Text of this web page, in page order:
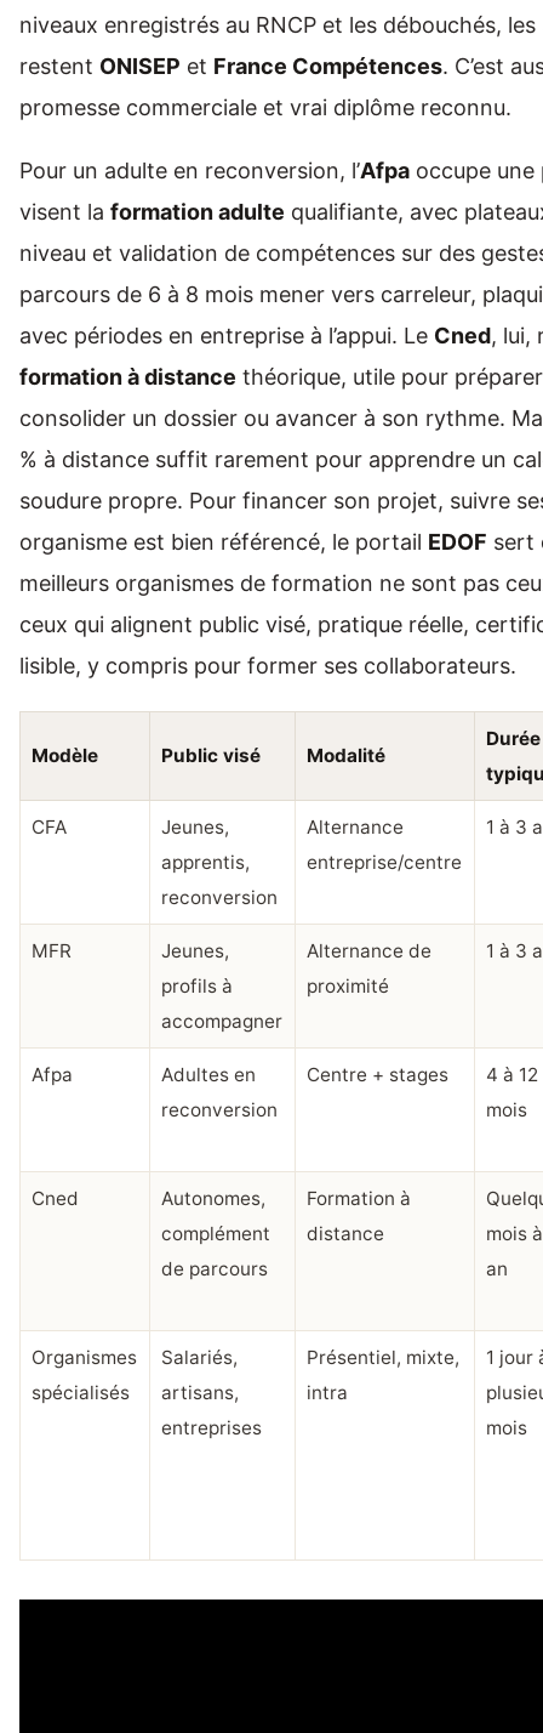
niveaux enregistrés au RNCP et les débouchés,
restent ONISEP et France Compétences. C’est
promesse commerciale et vrai diplôme reconnu.
Pour un adulte en reconversion, l’Afpa occupe une
visent la formation adulte qualifiante, avec
niveau et validation de compétences sur des
parcours de 6 à 8 mois mener vers carreleur,
avec périodes en entreprise à l’appui. Le Cned, lui,
formation à distance théorique, utile pour
consolider un dossier ou avancer à son rythme.
% à distance suffit rarement pour apprendre un
soudure propre. Pour financer son projet, suivre
organisme est bien référencé, le portail EDOF sert
meilleurs organismes de formation ne sont pas
ceux qui alignent public visé, pratique réelle,
lisible, y compris pour former ses collaborateurs.
Modèle Public visé Modalité
Durée
CFA
Jeunes,
apprentis,
reconversion
Alternance
entreprise/centre
1 à 3
MFR
Jeunes,
profils à
accompagner
Alternance de
proximité
1 à 3
Afpa
Adultes en
reconversion
Centre + stages
4 à 12
mois
Cned
Autonomes,
complément
de parcours
Formation à
distance
mois
an
Organismes
spécialisés
Salariés,
artisans,
entreprises
Présentiel, mixte,
intra
1 jour
mois